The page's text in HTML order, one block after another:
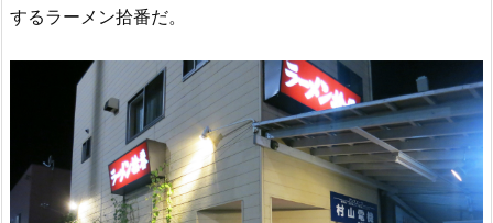
するラーメン拾番だ。